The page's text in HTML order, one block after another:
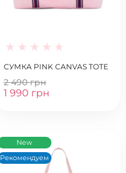
СУМКА PINK CANVAS TOTE
2 490 грн
1 990 грн
New
Рекомендуем